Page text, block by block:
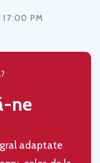
17:00 PM
ne
adaptate